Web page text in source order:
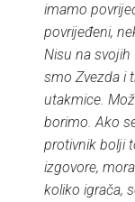
imamo
povrijeđeni,
Nisu na
smo Zvezda i
utakmice.
borimo. Ako
protivnik bolji
izgovore,
koliko igrača,